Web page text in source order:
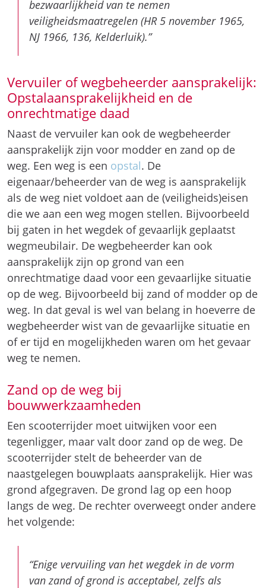
bezwaarlijkheid van te nemen
veiligheidsmaatregelen (HR 5 november 1965,
NJ 1966, 136, Kelderluik).”
Vervuiler of wegbeheerder aansprakelijk:
Opstalaansprakelijkheid en de
onrechtmatige daad
Naast de vervuiler kan ook de wegbeheerder
aansprakelijk zijn voor modder en zand op de
weg. Een weg is een opstal. De
eigenaar/beheerder van de weg is aansprakelijk
als de weg niet voldoet aan de (veiligheids)eisen
die we aan een weg mogen stellen. Bijvoorbeeld
bij gaten in het wegdek of gevaarlijk geplaatst
wegmeubilair. De wegbeheerder kan ook
aansprakelijk zijn op grond van een
onrechtmatige daad voor een gevaarlijke situatie
op de weg. Bijvoorbeeld bij zand of modder op de
weg. In dat geval is wel van belang in hoeverre de
wegbeheerder wist van de gevaarlijke situatie en
of er tijd en mogelijkheden waren om het gevaar
weg te nemen.
Zand op de weg bij
bouwwerkzaamheden
Een scooterrijder moet uitwijken voor een
tegenligger, maar valt door zand op de weg. De
scooterrijder stelt de beheerder van de
naastgelegen bouwplaats aansprakelijk. Hier was
grond afgegraven. De grond lag op een hoop
langs de weg. De rechter overweegt onder andere
het volgende:
“Enige vervuiling van het wegdek in de vorm
van zand of grond is acceptabel, zelfs als